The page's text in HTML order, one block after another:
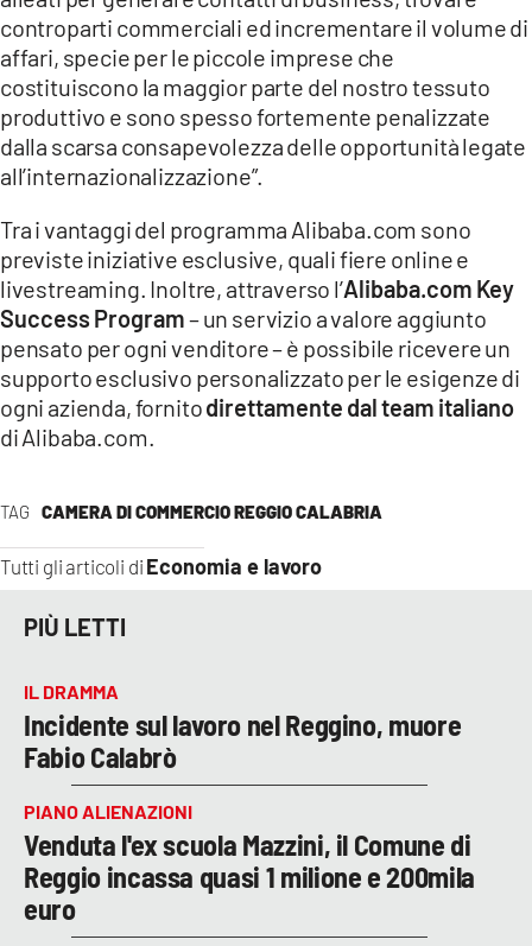
TAG CAMERA DI COMMERCIO REGGIO CALABRIA
Tutti gli articoli di Economia e lavoro
controparti commerciali ed incrementare il volume di
affari, specie per le piccole imprese che
costituiscono la maggior parte del nostro tessuto
produttivo e sono spesso fortemente penalizzate
dalla scarsa consapevolezza delle opportunità legate
all’internazionalizzazione”.
Tra i vantaggi del programma Alibaba.com sono
previste iniziative esclusive, quali fiere online e
livestreaming. Inoltre, attraverso l’Alibaba.com Key
Success Program– un servizio a valore aggiunto
pensato per ogni venditore – è possibile ricevere un
supporto esclusivo personalizzato per le esigenze di
ogni azienda, fornitodirettamente dal team italiano
di Alibaba.com.
PIÙ LETTI
IL DRAMMA
Incidente sul lavoro nel Reggino, muore
Fabio Calabrò
PIANO ALIENAZIONI
Venduta l'ex scuola Mazzini, il Comune di
Reggio incassa quasi 1 milione e 200mila
euro